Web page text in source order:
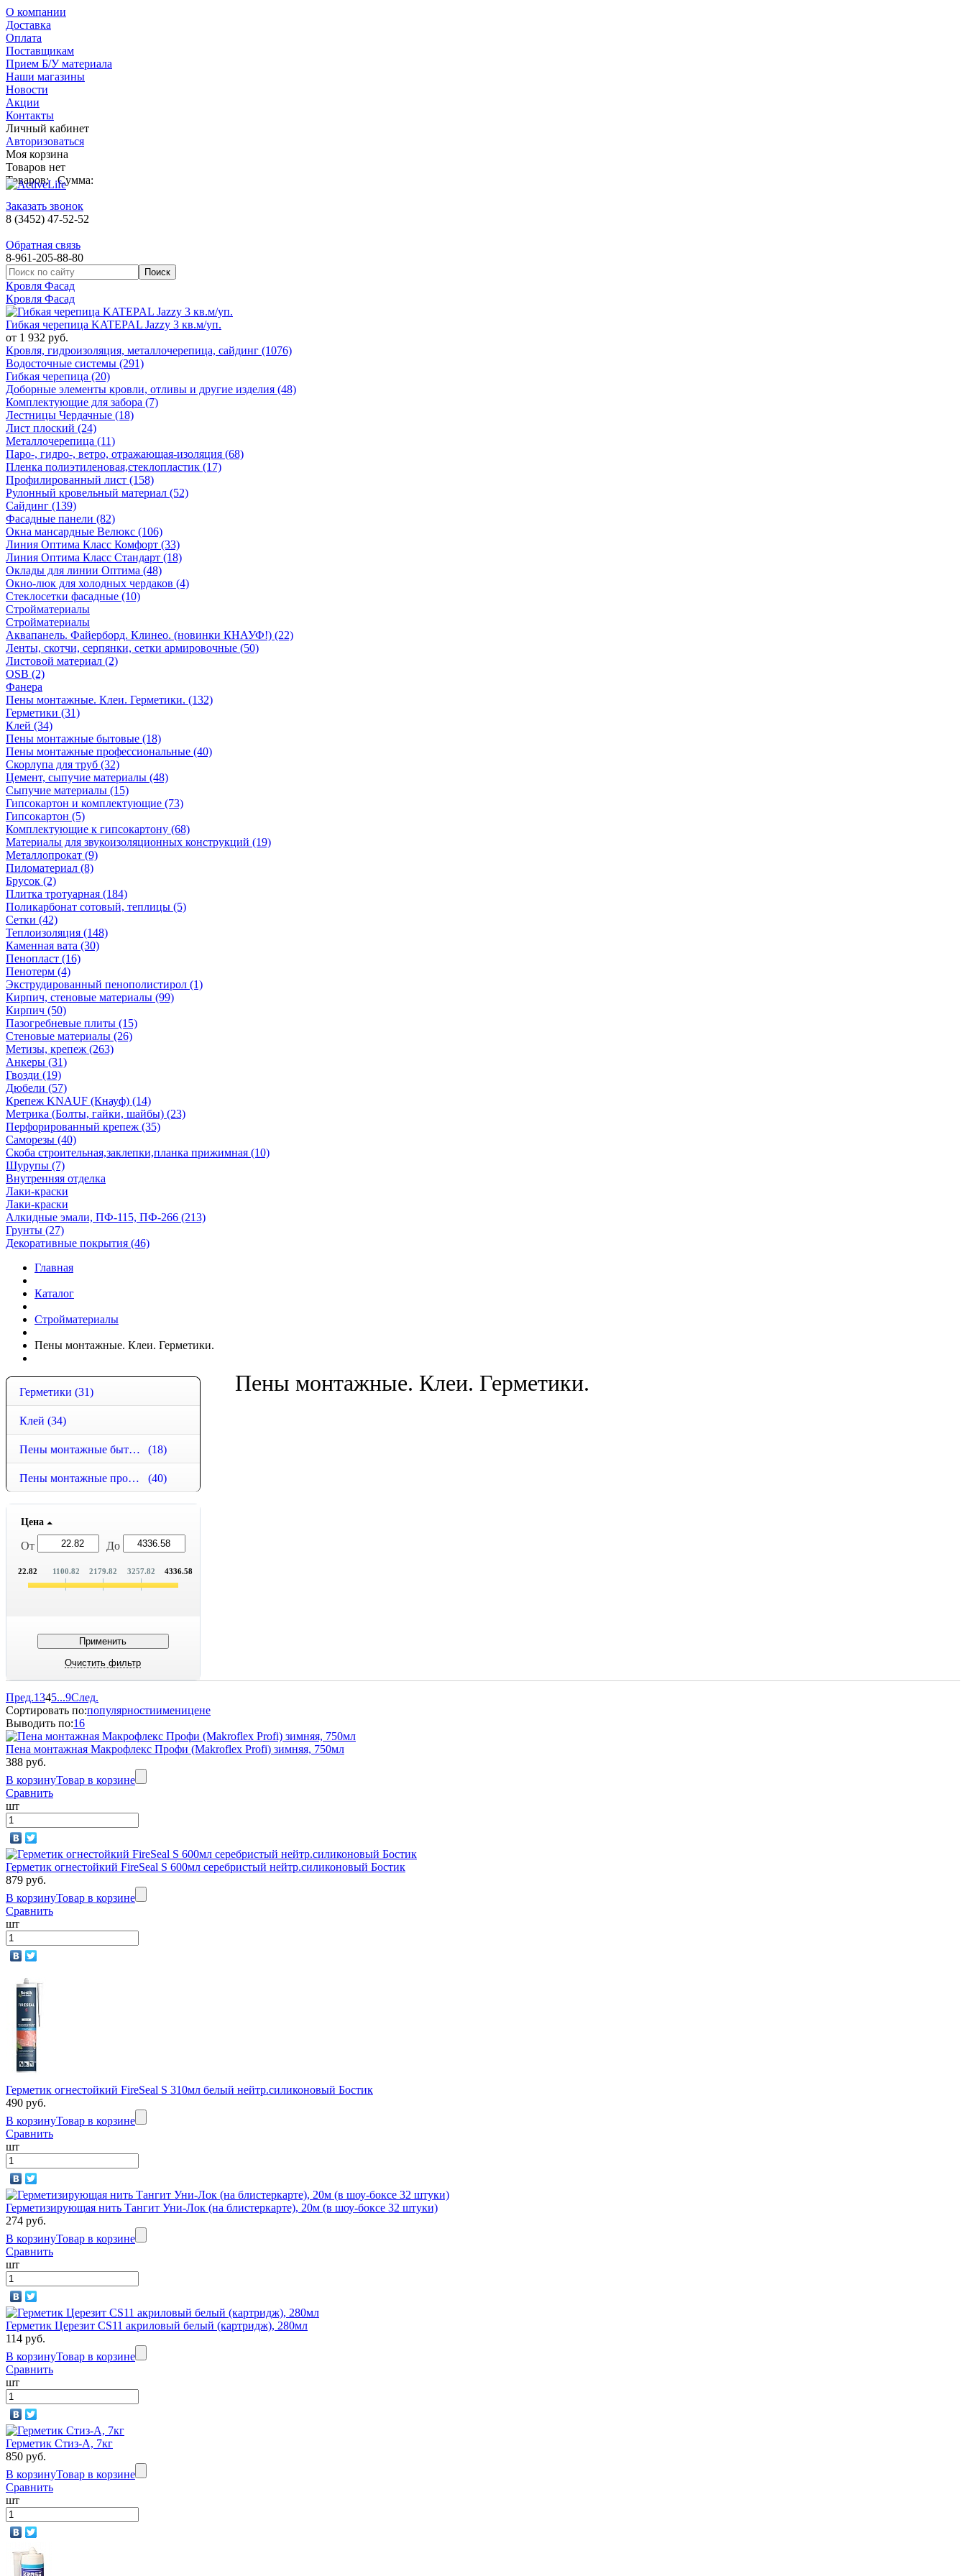
О компании
Доставка
Оплата
Поставщикам
Прием Б/У материала
Наши магазины
Новости
Акции
Контакты
Личный кабинет
Авторизоваться
Моя корзина
Товаров нет
Товаров: Сумма:
Заказать звонок
8 (3452) 47-52-52
Обратная связь
8-961-205-88-80
Кровля Фасад
Кровля Фасад
Гибкая черепица KATEPAL Jazzy 3 кв.м/уп.
от 1 932 руб.
Кровля, гидроизоляция, металлочерепица, сайдинг (1076)
Водосточные системы (291)
Гибкая черепица (20)
Доборные элементы кровли, отливы и другие изделия (48)
Комплектующие для забора (7)
Лестницы Чердачные (18)
Лист плоский (24)
Металлочерепица (11)
Паро-, гидро-, ветро, отражающая-изоляция (68)
Пленка полиэтиленовая,стеклопластик (17)
Профилированный лист (158)
Рулонный кровельный материал (52)
Сайдинг (139)
Фасадные панели (82)
Окна мансардные Велюкс (106)
Линия Оптима Класс Комфорт (33)
Линия Оптима Класс Стандарт (18)
Оклады для линии Оптима (48)
Окно-люк для холодных чердаков (4)
Стеклосетки фасадные (10)
Стройматериалы
Стройматериалы
Аквапанель. Файерборд. Клинео. (новинки КНАУФ!) (22)
Ленты, скотчи, серпянки, сетки армировочные (50)
Листовой материал (2)
OSB (2)
Фанера
Пены монтажные. Клеи. Герметики. (132)
Герметики (31)
Клей (34)
Пены монтажные бытовые (18)
Пены монтажные профессиональные (40)
Скорлупа для труб (32)
Цемент, сыпучие материалы (48)
Сыпучие материалы (15)
Гипсокартон и комплектующие (73)
Гипсокартон (5)
Комплектующие к гипсокартону (68)
Материалы для звукоизоляционных конструкций (19)
Металлопрокат (9)
Пиломатериал (8)
Брусок (2)
Плитка тротуарная (184)
Поликарбонат сотовый, теплицы (5)
Сетки (42)
Теплоизоляция (148)
Каменная вата (30)
Пенопласт (16)
Пенотерм (4)
Экструдированный пенополистирол (1)
Кирпич, стеновые материалы (99)
Кирпич (50)
Пазогребневые плиты (15)
Стеновые материалы (26)
Метизы, крепеж (263)
Анкеры (31)
Гвозди (19)
Дюбели (57)
Крепеж KNAUF (Кнауф) (14)
Метрика (Болты, гайки, шайбы) (23)
Перфорированный крепеж (35)
Саморезы (40)
Скоба строительная,заклепки,планка прижимная (10)
Шурупы (7)
Внутренняя отделка
Лаки-краски
Лаки-краски
Алкидные эмали, ПФ-115, ПФ-266 (213)
Грунты (27)
Декоративные покрытия (46)
Главная
Каталог
Стройматериалы
Пены монтажные. Клеи. Герметики.
Герметики (31)
Клей (34)
Пены монтажные бытовые (18)
Пены монтажные профессиональные (40)
Цена
От До
22.82 1100.82 2179.82 3257.82 4336.58
Пены монтажные. Клеи. Герметики.
Пред.1345...9След.
Сортировать по:популярностиименицене
Выводить по:16
Пена монтажная Макрофлекс Профи (Makroflex Profi) зимняя, 750мл
388 руб.
В корзинуТовар в корзине
Сравнить
шт
Герметик огнестойкий FireSeal S 600мл серебристый нейтр.силиконовый Бостик
879 руб.
В корзинуТовар в корзине
Сравнить
шт
Герметик огнестойкий FireSeal S 310мл белый нейтр.силиконовый Бостик
490 руб.
В корзинуТовар в корзине
Сравнить
шт
Герметизирующая нить Тангит Уни-Лок (на блистеркарте), 20м (в шоу-боксе 32 штуки)
274 руб.
В корзинуТовар в корзине
Сравнить
шт
Герметик Церезит CS11 акриловый белый (картридж), 280мл
114 руб.
В корзинуТовар в корзине
Сравнить
шт
Герметик Стиз-А, 7кг
850 руб.
В корзинуТовар в корзине
Сравнить
шт